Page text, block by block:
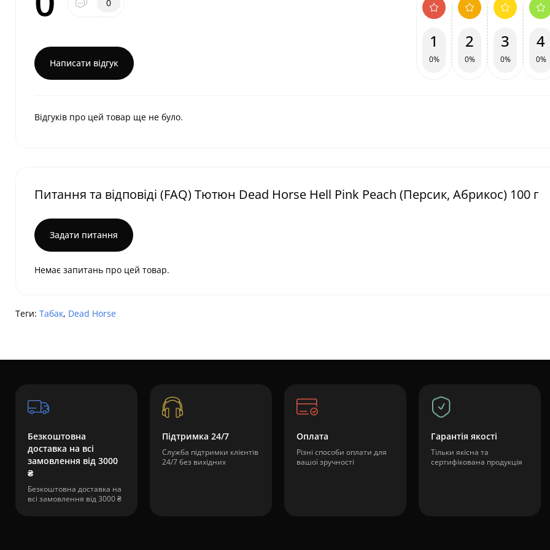
0
Написати відгук
1
0%
2
0%
3
0%
4
0%
Відгуків про цей товар ще не було.
Питання та відповіді (FAQ) Тютюн Dead Horse Hell Pink Peach (Персик, Абрикос) 100 г
Задати питання
Немає запитань про цей товар.
Теги: Табак, Dead Horse
Безкоштовна
доставка на всі
замовлення від 3000
₴
Безкоштовна доставка на
всі замовлення від 3000 ₴
Підтримка 24/7
Служба підтримки клієнтів
24/7 без вихідних
Оплата
Різні способи оплати для
вашої зручності
Гарантія якості
Тільки якісна та
сертифікована продукція